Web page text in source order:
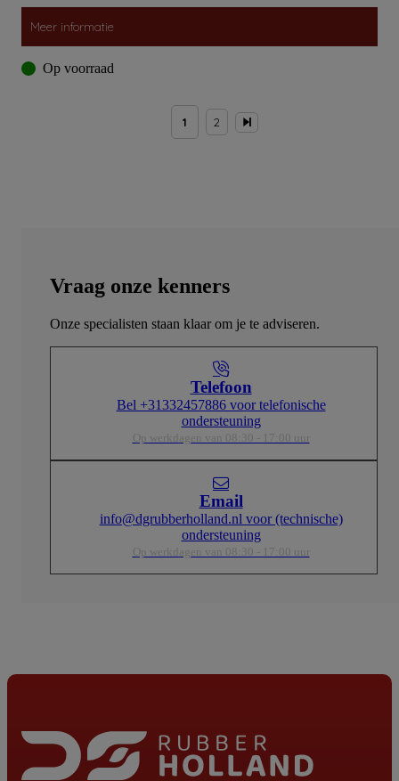
Meer informatie
Op voorraad
1 2
Vraag onze kenners
Onze specialisten staan klaar om je te adviseren.
Telefoon
Bel +31332457886 voor telefonische
ondersteuning
Op werkdagen van 08:30 - 17:00 uur
Email
info@dgrubberholland.nl voor (technische)
ondersteuning
Op werkdagen van 08:30 - 17:00 uur